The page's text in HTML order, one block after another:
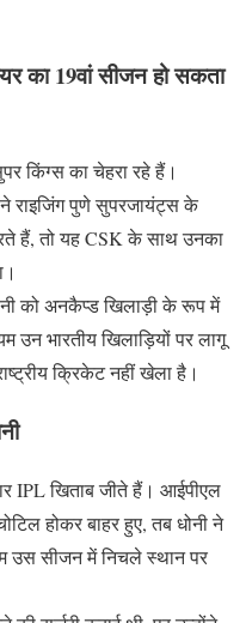
का 19वां सीजन हो सकता
किंग्स का चेहरा रहे हैं।
राइजिंग पुणे सुपरजायंट्स के
हैं, तो यह CSK के साथ उनका
को अनकैप्ड खिलाड़ी के रूप में
उन भारतीय खिलाड़ियों पर लागू
क्रिकेट नहीं खेला है।
IPL खिताब जीते हैं। आईपीएल
होकर बाहर हुए, तब धोनी ने
उस सीजन में निचले स्थान पर